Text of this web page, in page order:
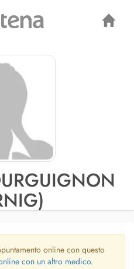
online con questo
con un altro medico.